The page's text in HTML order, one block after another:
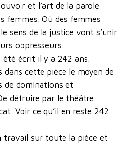
et l’art de la parole
femmes. Où des femmes
sens de la justice vont s’unir
oppresseurs.
été écrit il y a 242 ans.
cette pièce le moyen de
de dominations et
détruire par le théâtre
Voir ce qu’il en reste 242
travail sur toute la pièce et